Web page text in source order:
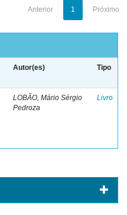
Anterior 1 Próximo
Autor(es) Tipo
LOBÃO, Mário Sérgio
Pedroza
Livro